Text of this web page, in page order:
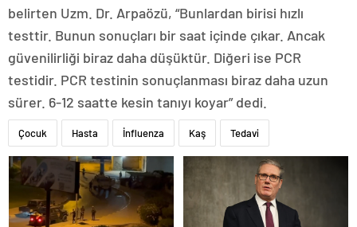
belirten Uzm. Dr. Arpaözü, “Bunlardan birisi hızlı
testtir. Bunun sonuçları bir saat içinde çıkar. Ancak
güvenilirliği biraz daha düşüktür. Diğeri ise PCR
testidir. PCR testinin sonuçlanması biraz daha uzun
sürer. 6-12 saatte kesin tanıyı koyar” dedi.
Çocuk Hasta İnfluenza Kaş Tedavi